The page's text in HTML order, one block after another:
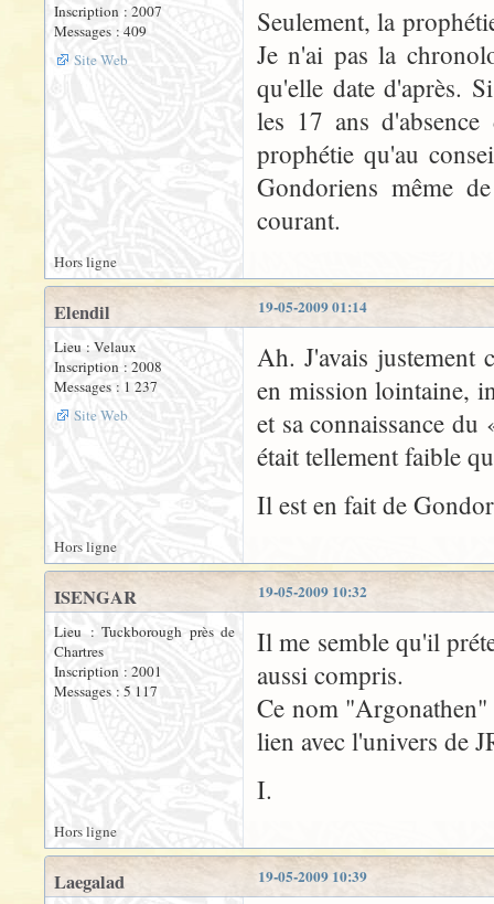
Inscription : 2007
Messages : 409
Site Web
Seulement, la
Je n'ai pas la
qu'elle date d'après.
les 17 ans
prophétie qu'au
Gondoriens même
courant.
Hors ligne
19-05-2009 01:14
Elendil
Lieu : Velaux
Inscription : 2008
Messages : 1 237
Site Web
Ah. J'avais justement
en mission lointaine,
et sa connaissance
était tellement faible
Il est en fait de
Hors ligne
19-05-2009 10:32
ISENGAR
Lieu : Tuckborough près de
Chartres
Inscription : 2001
Messages : 5 117
Il me semble qu'il
aussi compris.
Ce nom
lien avec l'univers de
I.
Hors ligne
19-05-2009 10:39
Laegalad